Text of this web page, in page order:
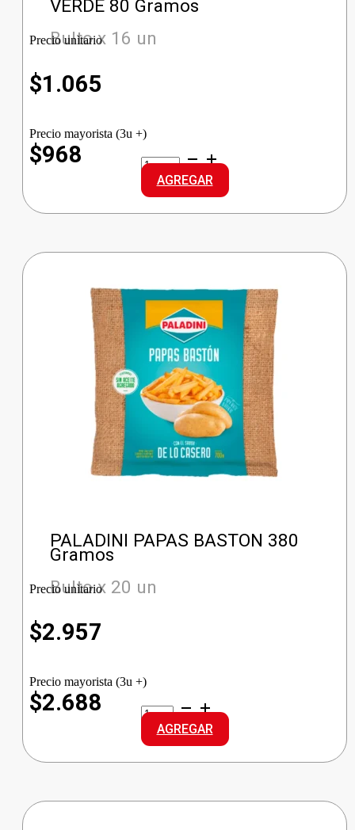
VERDE 80 Gramos
Bulto x 16 un
Precio unitario
$1.065
Precio mayorista (3u +)
$968
CASTELL
ACEITUNA
DOY
DESC
VERDE
AGREGAR
PALADINI PAPAS BASTON 380
Gramos
Bulto x 20 un
Precio unitario
$2.957
Precio mayorista (3u +)
$2.688
PALADINI
PAPAS
BASTON
cantidad
AGREGAR